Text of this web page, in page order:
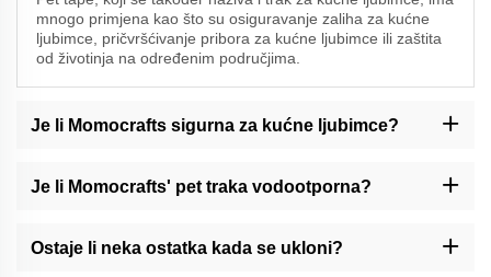
mnogo primjena kao što su osiguravanje zaliha za kućne
ljubimce, pričvršćivanje pribora za kućne ljubimce ili zaštita
od životinja na određenim područjima.
Je li Momocrafts sigurna za kućne ljubimce?
lepilne trake za kućne ljubimce; međutim, uvijek je poželjno
nadzirati kontakt između životinja i lepilnih proizvoda bilo koje
Je li Momocrafts' pet traka vodootporna?
vodootporan. Izbjegavajte izlaganje vlažnosti ili dugotrajno
uronjenje u vodu.
Ostaje li neka ostatka kada se ukloni?